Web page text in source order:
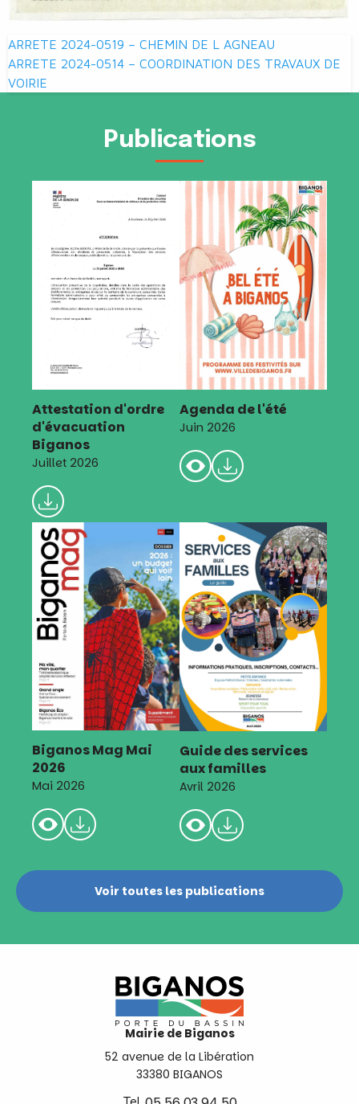
Navigation
de
l’article
ARRETE 2024-0519 – CHEMIN DE L AGNEAU
ARRETE 2024-0514 – COORDINATION DES TRAVAUX DE
VOIRIE
Publications
Attestation d'ordre
d'évacuation
Biganos
Juillet 2026
Agenda de l'été
Juin 2026
Biganos Mag Mai
2026
Mai 2026
Guide des services
aux familles
Avril 2026
Voir toutes les publications
Mairie de Biganos
52 avenue de la Libération
33380 BIGANOS
Tel.